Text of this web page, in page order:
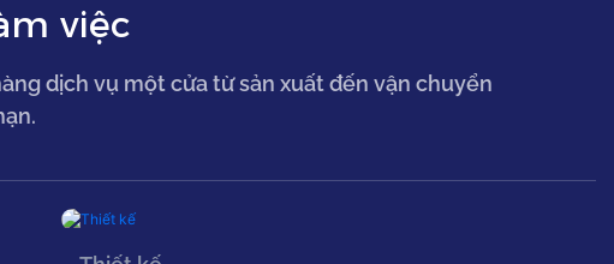
việc
dịch vụ một cửa từ sản xuất đến vận chuyển